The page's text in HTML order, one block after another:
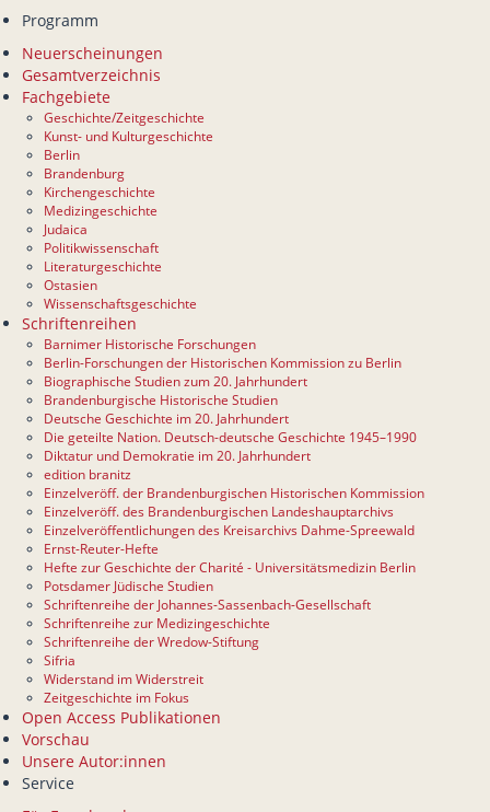
Programm
Neuerscheinungen
Gesamtverzeichnis
Fachgebiete
Geschichte/Zeitgeschichte
Kunst- und Kulturgeschichte
Berlin
Brandenburg
Kirchengeschichte
Medizingeschichte
Judaica
Politikwissenschaft
Literaturgeschichte
Ostasien
Wissenschaftsgeschichte
Schriftenreihen
Barnimer Historische Forschungen
Berlin-Forschungen der Historischen Kommission zu Berlin
Biographische Studien zum 20. Jahrhundert
Brandenburgische Historische Studien
Deutsche Geschichte im 20. Jahrhundert
Die geteilte Nation. Deutsch-deutsche Geschichte 1945–1990
Diktatur und Demokratie im 20. Jahrhundert
edition branitz
Einzelveröff. der Brandenburgischen Historischen Kommission
Einzelveröff. des Brandenburgischen Landeshauptarchivs
Einzelveröffentlichungen des Kreisarchivs Dahme-Spreewald
Ernst-Reuter-Hefte
Hefte zur Geschichte der Charité - Universitätsmedizin Berlin
Potsdamer Jüdische Studien
Schriftenreihe der Johannes-Sassenbach-Gesellschaft
Schriftenreihe zur Medizingeschichte
Schriftenreihe der Wredow-Stiftung
Sifria
Widerstand im Widerstreit
Zeitgeschichte im Fokus
Open Access Publikationen
Vorschau
Unsere Autor:innen
Service